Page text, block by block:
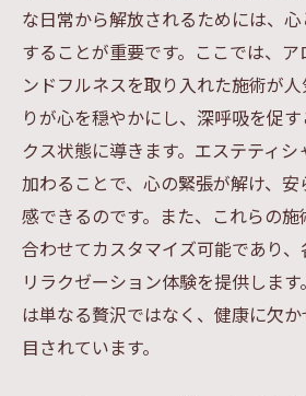
な日常から解放されるためには、
することが重要です。ここでは、
ンドフルネスを取り入れた施術が
りが心を穏やかにし、深呼吸を促
クス状態に導きます。エステティ
加わることで、心の緊張が解け、
感できるのです。また、これらの
合わせてカスタマイズ可能であり
リラクゼーション体験を提供しま
は単なる贅沢ではなく、健康に欠
目されています。